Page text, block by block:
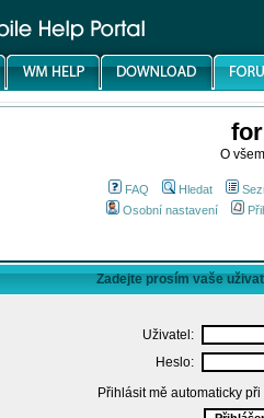
O
FAQ Hledat
Osobní nastavení
Zadejte prosím vaše
Uživatel:
Heslo:
Přihlásit mě automaticky